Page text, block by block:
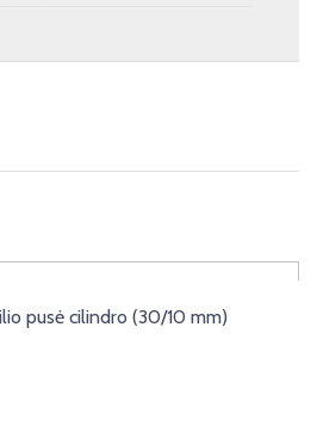
pusė cilindro (30/10 mm)